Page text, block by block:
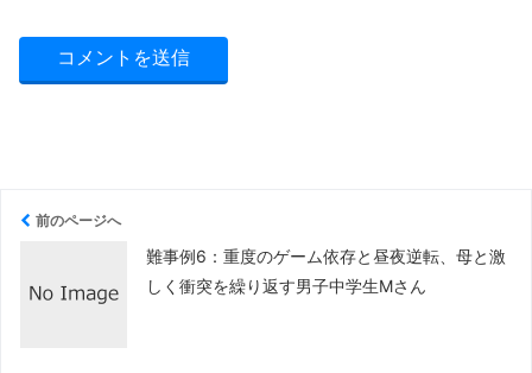
前のページへ
難事例6：重度のゲーム依存と昼夜逆転、母と激
しく衝突を繰り返す男子中学生Mさん